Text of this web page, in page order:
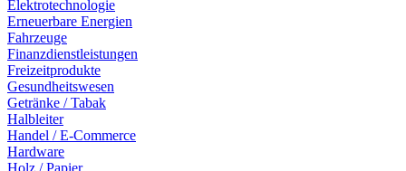
Elektrotechnologie
Erneuerbare Energien
Fahrzeuge
Finanzdienstleistungen
Freizeitprodukte
Gesundheitswesen
Getränke / Tabak
Halbleiter
Handel / E-Commerce
Hardware
Holz / Papier